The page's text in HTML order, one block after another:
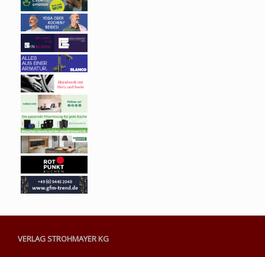
VERLAG STROHMAYER KG